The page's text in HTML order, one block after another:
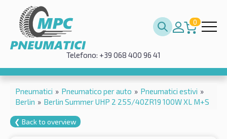
0
Telefono: +39 068 400 96 41
Pneumatici » Pneumatico per auto » Pneumatici estivi »
Berlin » Berlin Summer UHP 2 255/40ZR19 100W XL M+S
❮ Back to overview